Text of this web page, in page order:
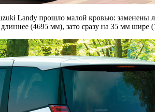
Landy прошло малой кровью:
(4695 мм), зато сразу на 35 мм